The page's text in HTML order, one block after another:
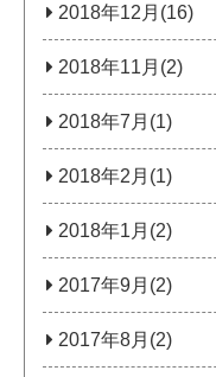
2018年12月(16)
2018年11月(2)
2018年7月(1)
2018年2月(1)
2018年1月(2)
2017年9月(2)
2017年8月(2)